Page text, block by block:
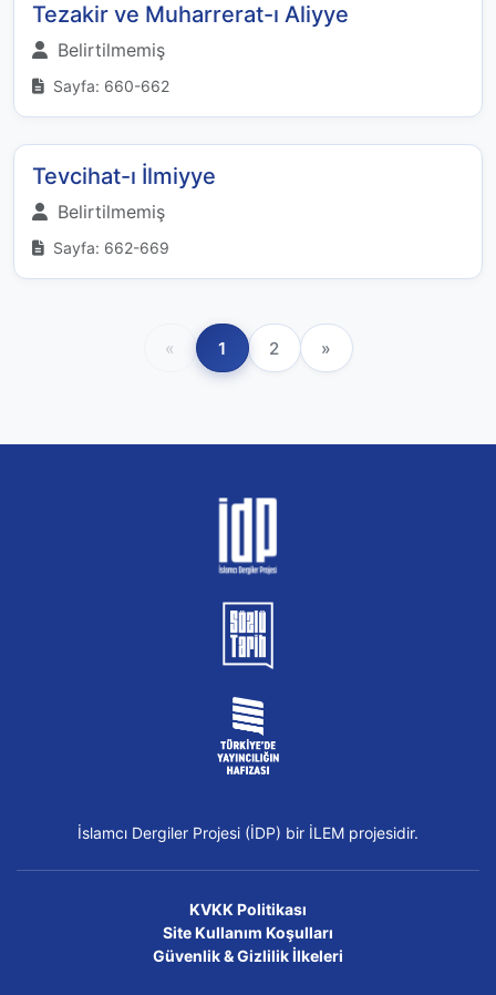
Tezakir ve Muharrerat-ı Aliyye
Belirtilmemiş
Sayfa: 660-662
Tevcihat-ı İlmiyye
Belirtilmemiş
Sayfa: 662-669
« 1 2 »
İslamcı Dergiler Projesi (İDP) bir İLEM projesidir.
KVKK Politikası
Site Kullanım Koşulları
Güvenlik & Gizlilik İlkeleri